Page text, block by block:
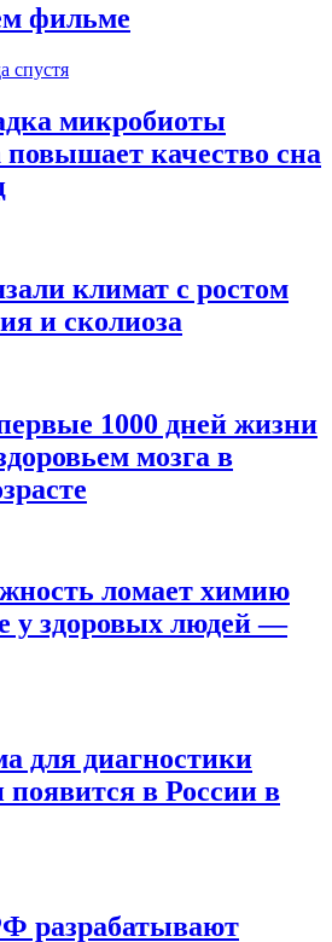
фильме
спустя
микробиоты
качество сна
климат с ростом
и сколиоза
1000 дней жизни
мозга в
ломает химию
у здоровых людей —
для диагностики
появится в России в
разрабатывают